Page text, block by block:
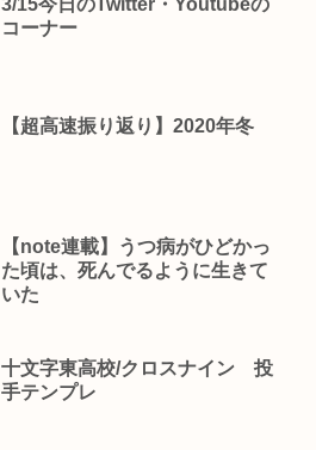
3/15今日のTwitter・Youtubeの
コーナー
【超高速振り返り】2020年冬
【note連載】うつ病がひどかっ
た頃は、死んでるように生きて
いた
十文字東高校/クロスナイン 投
手テンプレ